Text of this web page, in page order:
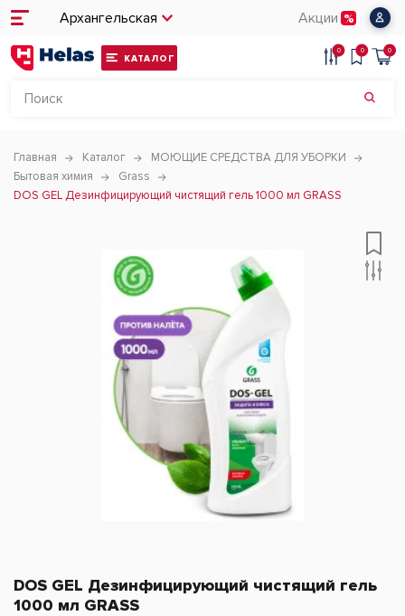
Архангельская Акции
КАТАЛОГ
0 0 0
Главная Каталог
МОЮЩИЕ СРЕДСТВА ДЛЯ УБОРКИ
Бытовая химия
Grass
DOS GEL Дезинфицирующий чистящий гель 1000 мл GRASS
DOS GEL Дезинфицирующий чистящий гель
1000 мл GRASS